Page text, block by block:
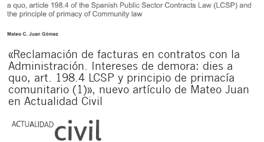
«Reclamación de facturas en contratos con la
Administración. Intereses de demora: dies a
quo, art. 198.4 LCSP y principio de primacía
comunitario (1)», nuevo artículo de Mateo Juan
en Actualidad Civil